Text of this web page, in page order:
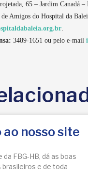
65 – Jardim Canadá
de Amigos do Hospital da
.
3489-1651 ou pelo e-mail
nosso site
FBG-HB, dá as boas
brasileiros e de toda